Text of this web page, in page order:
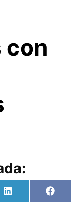
con
Compartir
en
L
i
en
F
a